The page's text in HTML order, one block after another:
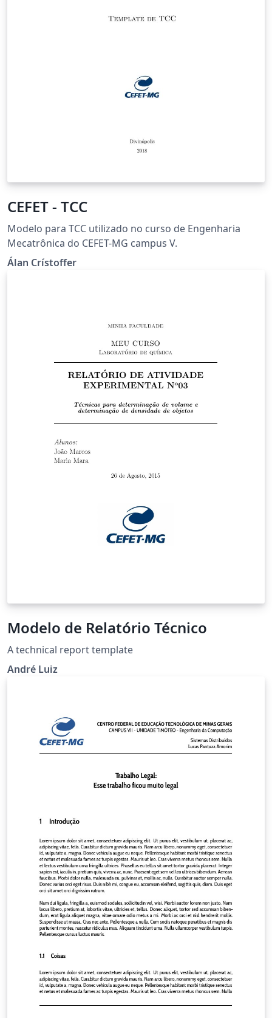
CEFET - TCC
Modelo para TCC utilizado no curso de Engenharia
Mecatrônica do CEFET-MG campus V.
Álan Crístoffer
Modelo de Relatório Técnico
A technical report template
André Luiz